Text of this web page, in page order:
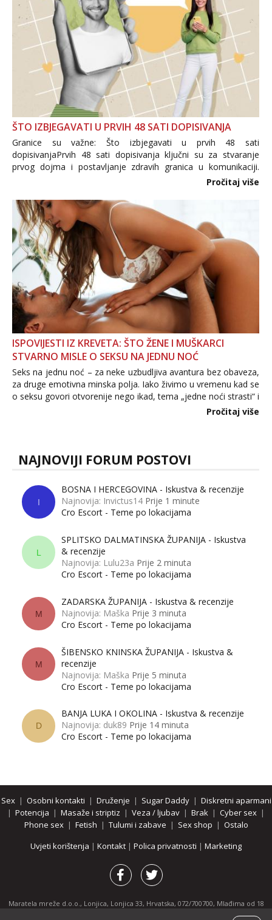
ŠTO IZBJEGAVATI U PRVIH 48 SATI DOPISIVANJA
Granice su važne: Što izbjegavati u prvih 48 sati
dopisivanjaPrvih 48 sati dopisivanja ključni su za stvaranje
prvog dojma i postavljanje zdravih granica u komunikaciji.
Važno je izbjeći prebrzo otkrivanje osobnih ili intimnih
informacija, jer nepoznata osoba još nije zaslužila to
povjerenje. Takođe...
Pročitaj više
ISPOVIJESTI IZ KREVETA: ŠTO ŽENE I MUŠKARCI
STVARNO MISLE O SEKSU NA JEDNU NOĆ
Seks na jednu noć – za neke uzbudljiva avantura bez obaveza,
za druge emotivna minska polja. Iako živimo u vremenu kad se
o seksu govori otvorenije nego ikad, tema „jedne noći strasti“ i
dalje izaziva burne rasprave. Što zapravo misle žene, a što
Pročitaj više
NAJNOVIJI FORUM POSTOVI
I
BOSNA I HERCEGOVINA - Iskustva & recenzije
Najnovija: Invictus14 Prije 1 minute
Cro Escort - Teme po lokacijama
L
SPLITSKO DALMATINSKA ŽUPANIJA - Iskustva
& recenzije
Najnovija: Lulu23a Prije 2 minuta
Cro Escort - Teme po lokacijama
M
ZADARSKA ŽUPANIJA - Iskustva & recenzije
Najnovija: Maška Prije 3 minuta
Cro Escort - Teme po lokacijama
M
ŠIBENSKO KNINSKA ŽUPANIJA - Iskustva &
recenzije
Najnovija: Maška Prije 5 minuta
Cro Escort - Teme po lokacijama
D
BANJA LUKA I OKOLINA - Iskustva & recenzije
Najnovija: duk89 Prije 14 minuta
Cro Escort - Teme po lokacijama
Sex| Osobni kontakti | Druženje | Sugar Daddy| Diskretni aparmani
| Potencija | Masaže i striptiz | Veza / ljubav | Brak | Cyber sex |
Phone sex| Fetish | Tulumi i zabave | Sex shop | Ostalo
Uvjeti korištenja | Kontakt | Polica privatnosti | Marketing
Maratela mreže d.o.o., Lonjica, Lonjica 33, Hrvatska, 072/700700, Mlađima od 18